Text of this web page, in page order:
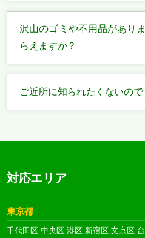
沢山のゴミや不用品があり
らえますか？
ご近所に知られたくないので
対応エリア
東京都
千代田区 中央区 港区 新宿区 文京区